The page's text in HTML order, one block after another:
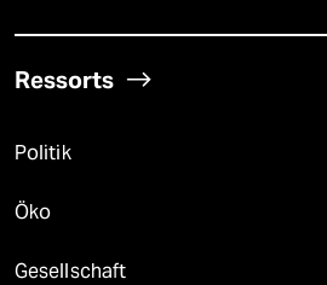
Ressorts
Politik
Öko
Gesellschaft